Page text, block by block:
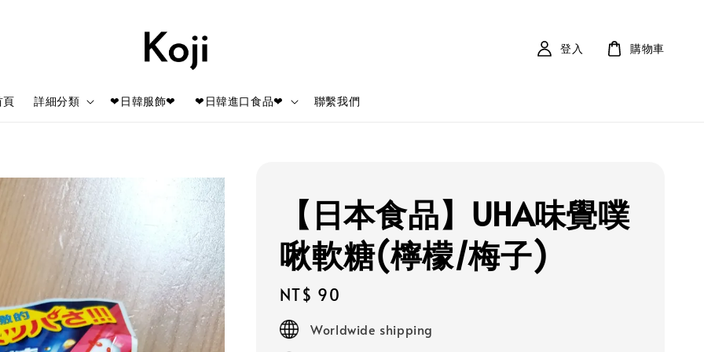
頁 詳細分類 ❤日韓服飾❤ ❤日韓進口食品❤ 聯繫我們
登入 購物車
【日本食品】UHA味覺噗
啾軟糖(檸檬/梅子)
Regular
price
NT$ 90
Worldwide shipping